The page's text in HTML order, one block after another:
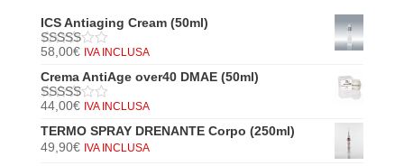
ICS Antiaging Cream (50ml)
5di 5
58,00€ IVA INCLUSA
Crema AntiAge over40 DMAE (50ml)
5di 5
44,00€ IVA INCLUSA
TERMO SPRAY DRENANTE Corpo (250ml)
49,90€ IVA INCLUSA